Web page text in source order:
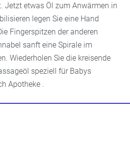
Jetzt etwas Öl zum Anwärmen in
legen Sie eine Hand
Fingerspitzen der anderen
sanft eine Spirale im
Wiederholen Sie die kreisende
speziell für Babys
Apotheke .